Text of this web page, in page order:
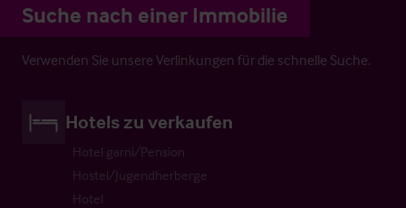
Suche nach einer Immobilie
Verwenden Sie unsere Verlinkungen für die schnelle Suche.
Hotels zu verkaufen
Hotel garni/Pension
Hostel/Jugendherberge
Hotel